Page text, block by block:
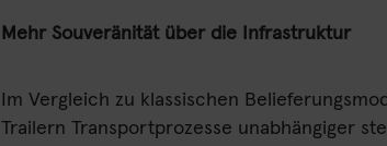
Mehr Souveränität über die Infrastruktur
Im Vergleich zu klassischen
Trailern Transportprozesse unabhängiger